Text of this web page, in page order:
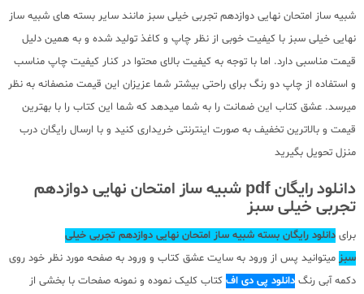
شبیه ساز امتحان نهایی دوازدهم تجربی خیلی سبز مانند سایر بسته های شبیه ساز
نهایی خیلی سبز با کیفیت خوبی از نظر چاپ و کاغذ تولید شده و به همین دلیل
قیمت مناسبی دارد. اما با توجه به کیفیت بالای محتوا در کنار کیفیت چاپ مناسب
و استفاده از چاپ دو رنگ برای راحتی بیشتر شما عزیزان این قیمت منصفانه به نظر
میرسد. عشق کتاب این ضمانت را به شما میدهد که شما این کتاب را با بهترین
قیمت و بالاترین تخفیف به صورت اینترنتی خریداری کنید و با ارسال رایگان درب
منزل تحویل بگیرید
دانلود رایگان pdf شبیه ساز امتحان نهایی دوازدهم
تجربی خیلی سبز
برای دانلود رایگان بسته شبیه ساز امتحان نهایی دوازدهم تجربی خیلی
سبز میتوانید پس از ورود به سایت عشق کتاب و ورود به صفحه مورد نظر خود روی
دکمه آبی رنگ دانلود پی دی اف کتاب کلیک نموده و نمونه صفحات با بخشی از